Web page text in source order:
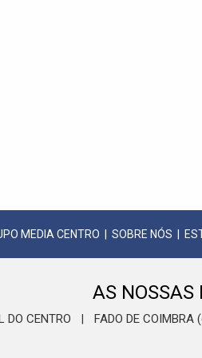
MEDIA CENTRO SOBRE NÓS
AS NOSSAS
DO CENTRO FADO DE COIMBRA